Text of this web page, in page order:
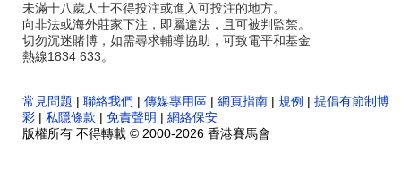
未滿十八歲人士不得投注或進入可投注的地方。
向非法或海外莊家下注，即屬違法，且可被判監禁。
切勿沉迷賭博，如需尋求輔導協助，可致電平和基金
熱線1834 633。
常見問題 | 聯絡我們 | 傳媒專用區 | 網頁指南 | 規例 | 提倡有節制博
彩 | 私隱條款 | 免責聲明 | 網絡保安
版權所有 不得轉載 © 2000-2026 香港賽馬會